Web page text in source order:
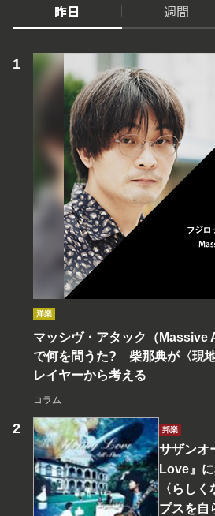
昨日 週間
洋楽
マッシヴ・アタック（Massive
で何を問うた? 柴那典が〈現
レイヤーから考える
コラム
邦楽
サザンオ
Love』
〈らし
プスを自